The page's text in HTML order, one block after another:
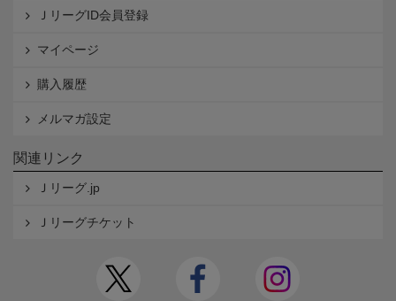
ＪリーグID会員登録
マイページ
購入履歴
メルマガ設定
関連リンク
Ｊリーグ.jp
Ｊリーグチケット